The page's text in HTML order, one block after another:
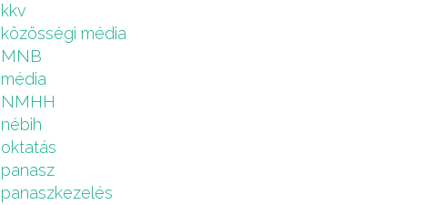
kkv
közösségi média
MNB
média
NMHH
nébih
oktatás
panasz
panaszkezelés